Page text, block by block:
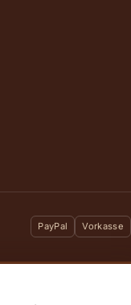
PayPal Vorkasse